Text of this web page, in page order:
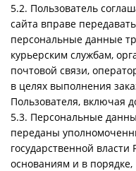
5.2. Пользователь
сайта вправе передавать
персональные данные
курьерским службам,
почтовой связи,
в целях выполнения
Пользователя, включая
5.3. Персональные
переданы
государственной
основаниям и в порядке,